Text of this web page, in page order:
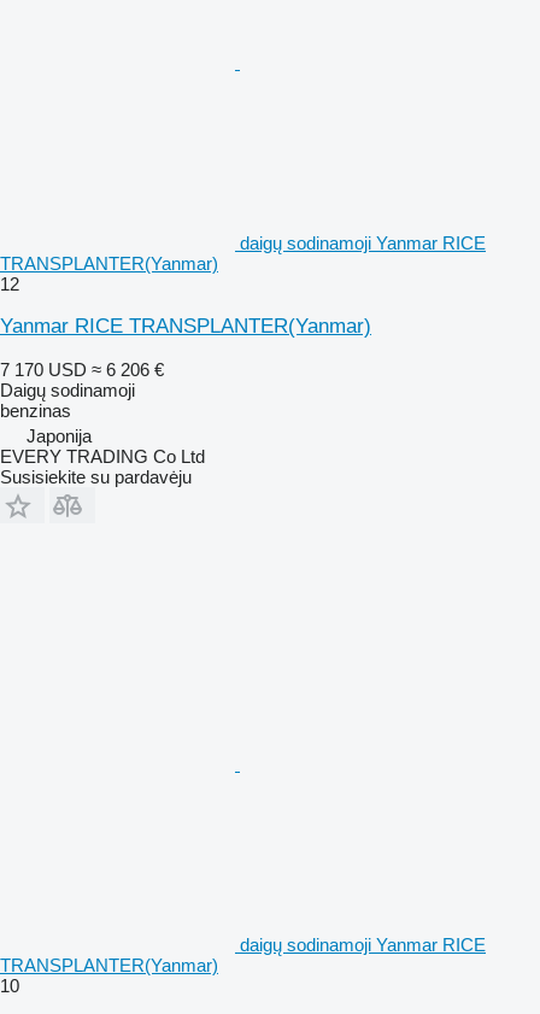
daigų sodinamoji Yanmar RICE
TRANSPLANTER(Yanmar)
12
Yanmar RICE TRANSPLANTER(Yanmar)
7 170 USD ≈ 6 206 €
Daigų sodinamoji
benzinas
Japonija
EVERY TRADING Co Ltd
Susisiekite su pardavėju
daigų sodinamoji Yanmar RICE
TRANSPLANTER(Yanmar)
10